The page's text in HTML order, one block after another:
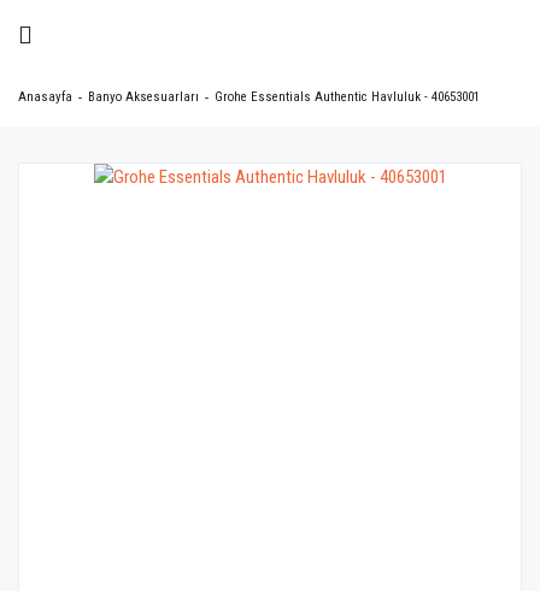
Anasayfa Banyo Aksesuarları Grohe Essentials Authentic Havluluk - 40653001